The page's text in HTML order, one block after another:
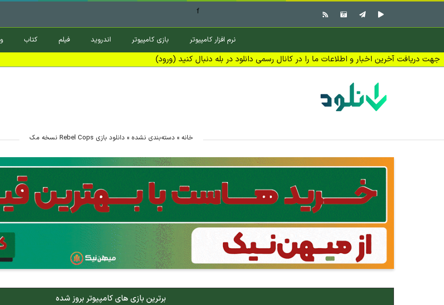
f
نرم افزار کامپیوتر بازی کامپیوتر اندروید فیلم کتاب
جهت دریافت آخرین اخبار و اطلاعات ما را در کانال رسمی دانلود در بله دنبال کنید (ورود)
خانه » دسته‌بندی نشده » دانلود بازی Rebel Cops نسخه مک
برترین بازی های کامپیوتر بروز شده